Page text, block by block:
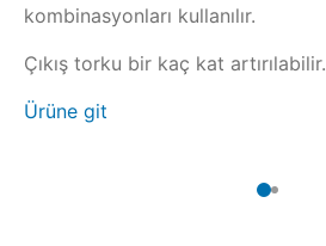
kombinasyonları kullanılır.
Çıkış torku bir kaç kat artırılabilir.
Ürüne git